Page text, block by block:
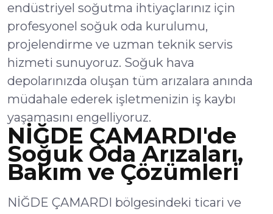
endüstriyel soğutma ihtiyaçlarınız için
profesyonel soğuk oda kurulumu,
projelendirme ve uzman teknik servis
hizmeti sunuyoruz. Soğuk hava
depolarınızda oluşan tüm arızalara anında
müdahale ederek işletmenizin iş kaybı
yaşamasını engelliyoruz.
NİĞDE ÇAMARDI'de
Soğuk Oda Arızaları,
Bakım ve Çözümleri
NİĞDE ÇAMARDI bölgesindeki ticari ve